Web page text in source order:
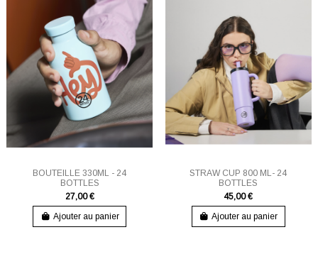
BOUTEILLE 330ML - 24
BOTTLES
27,00 €
Ajouter au panier
STRAW CUP 800 ML- 24
BOTTLES
45,00 €
Ajouter au panier